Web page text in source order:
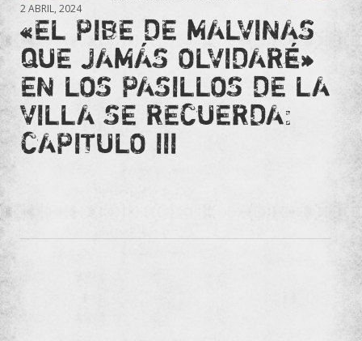
2 ABRIL, 2024
«EL PIBE DE MALVINAS
QUE JAMÁS OLVIDARÉ»
EN LOS PASILLOS DE LA
VILLA SE RECUERDA:
CAPITULO III